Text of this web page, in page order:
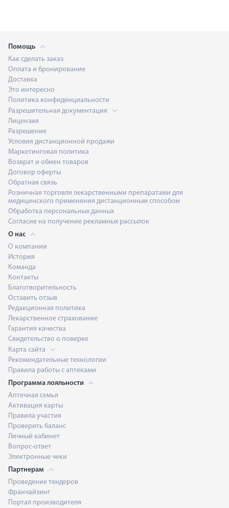
Помощь
Как сделать заказ
Оплата и бронирование
Доставка
Это интересно
Политика конфиденциальности
Разрешительная документация
Лицензия
Разрешение
Условия дистанционной продажи
Маркетинговая политика
Возврат и обмен товаров
Договор оферты
Обратная связь
Розничная торговля лекарственными препаратами для
медицинского применения дистанционным способом
Обработка персональных данных
Согласие на получение рекламных рассылок
О нас
О компании
История
Команда
Контакты
Благотворительность
Оставить отзыв
Редакционная политика
Лекарственное страхование
Гарантия качества
Свидетельство о поверке
Карта сайта
Рекомендательные технологии
Правила работы с аптеками
Программа лояльности
Аптечная семья
Активация карты
Правила участия
Проверить баланс
Личный кабинет
Вопрос-ответ
Электронные чеки
Партнерам
Проведение тендеров
Франчайзинг
Портал производителя